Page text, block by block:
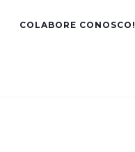
COLABORE CONOSCO!